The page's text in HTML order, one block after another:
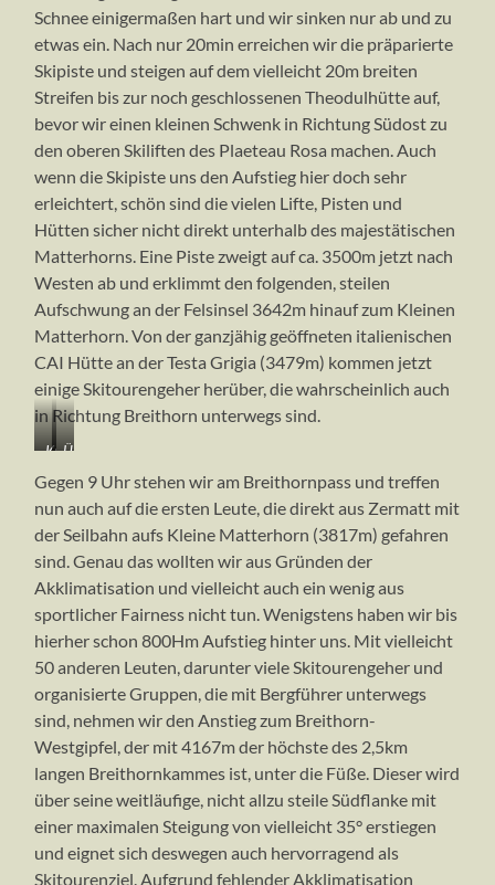
Schnee einigermaßen hart und wir sinken nur ab und zu
etwas ein. Nach nur 20min erreichen wir die präparierte
Skipiste und steigen auf dem vielleicht 20m breiten
Streifen bis zur noch geschlossenen Theodulhütte auf,
bevor wir einen kleinen Schwenk in Richtung Südost zu
den oberen Skiliften des Plaeteau Rosa machen. Auch
wenn die Skipiste uns den Aufstieg hier doch sehr
erleichtert, schön sind die vielen Lifte, Pisten und
Hütten sicher nicht direkt unterhalb des majestätischen
Matterhorns. Eine Piste zweigt auf ca. 3500m jetzt nach
Westen ab und erklimmt den folgenden, steilen
Aufschwung an der Felsinsel 3642m hinauf zum Kleinen
Matterhorn. Von der ganzjähig geöffneten italienischen
CAI Hütte an der Testa Grigia (3479m) kommen jetzt
einige Skitourengeher herüber, die wahrscheinlich auch
in Richtung Breithorn unterwegs sind.
Kurz
der
Gandegghütte
auf
3100m
Über
Skigebiet
zum
Kleinen
Matterhorn
Gegen 9 Uhr stehen wir am Breithornpass und treffen
nun auch auf die ersten Leute, die direkt aus Zermatt mit
der Seilbahn aufs Kleine Matterhorn (3817m) gefahren
sind. Genau das wollten wir aus Gründen der
Akklimatisation und vielleicht auch ein wenig aus
sportlicher Fairness nicht tun. Wenigstens haben wir bis
hierher schon 800Hm Aufstieg hinter uns. Mit vielleicht
50 anderen Leuten, darunter viele Skitourengeher und
organisierte Gruppen, die mit Bergführer unterwegs
sind, nehmen wir den Anstieg zum Breithorn-
Westgipfel, der mit 4167m der höchste des 2,5km
langen Breithornkammes ist, unter die Füße. Dieser wird
über seine weitläufige, nicht allzu steile Südflanke mit
einer maximalen Steigung von vielleicht 35° erstiegen
und eignet sich deswegen auch hervorragend als
Skitourenziel. Aufgrund fehlender Akklimatisation